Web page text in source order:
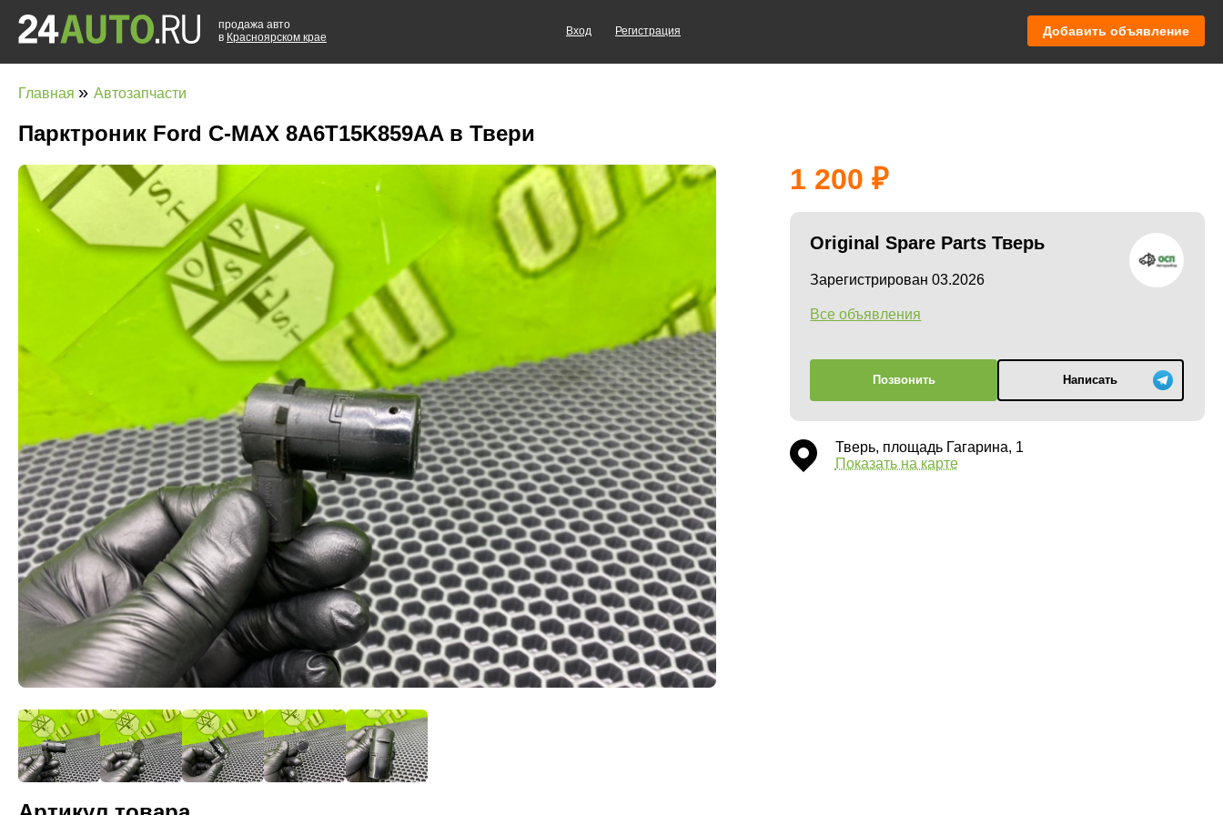
продажа авто
в Красноярском крае
Вход Регистрация Добавить объявление
Главная » Автозапчасти
Парктроник Ford C-MAX 8A6T15K859AA в Твери
1 200
Original Spare Parts Тверь
Зарегистрирован 03.2026
Все объявления
Позвонить Написать
Тверь, площадь Гагарина, 1
Показать на карте